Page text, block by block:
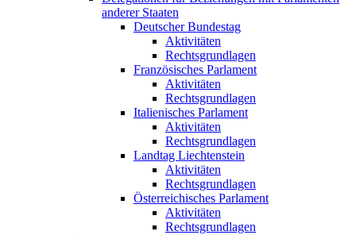
anderer Staaten
Deutscher Bundestag
Aktivitäten
Rechtsgrundlagen
Französisches Parlament
Aktivitäten
Rechtsgrundlagen
Italienisches Parlament
Aktivitäten
Rechtsgrundlagen
Landtag Liechtenstein
Aktivitäten
Rechtsgrundlagen
Österreichisches Parlament
Aktivitäten
Rechtsgrundlagen